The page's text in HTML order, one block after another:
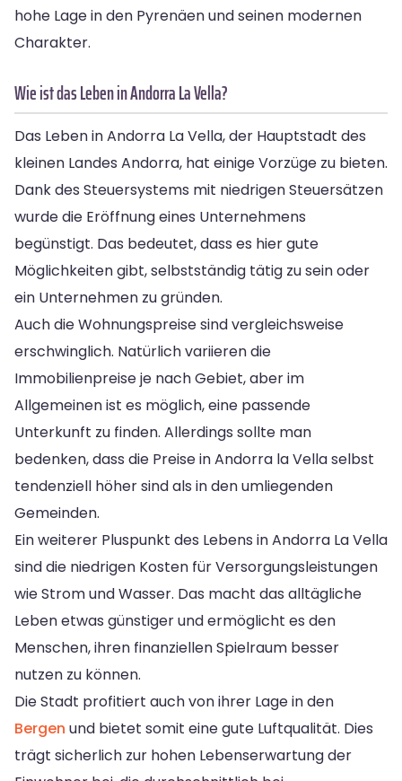
hohe Lage in den Pyrenäen und seinen modernen
Charakter.
Wie ist das Leben in Andorra La Vella?
Das Leben in Andorra La Vella, der Hauptstadt des
kleinen Landes Andorra, hat einige Vorzüge zu bieten.
Dank des Steuersystems mit niedrigen Steuersätzen
wurde die Eröffnung eines Unternehmens
begünstigt. Das bedeutet, dass es hier gute
Möglichkeiten gibt, selbstständig tätig zu sein oder
ein Unternehmen zu gründen.
Auch die Wohnungspreise sind vergleichsweise
erschwinglich. Natürlich variieren die
Immobilienpreise je nach Gebiet, aber im
Allgemeinen ist es möglich, eine passende
Unterkunft zu finden. Allerdings sollte man
bedenken, dass die Preise in Andorra la Vella selbst
tendenziell höher sind als in den umliegenden
Gemeinden.
Ein weiterer Pluspunkt des Lebens in Andorra La Vella
sind die niedrigen Kosten für Versorgungsleistungen
wie Strom und Wasser. Das macht das alltägliche
Leben etwas günstiger und ermöglicht es den
Menschen, ihren finanziellen Spielraum besser
nutzen zu können.
Die Stadt profitiert auch von ihrer Lage in den
Bergen und bietet somit eine gute Luftqualität. Dies
trägt sicherlich zur hohen Lebenserwartung der